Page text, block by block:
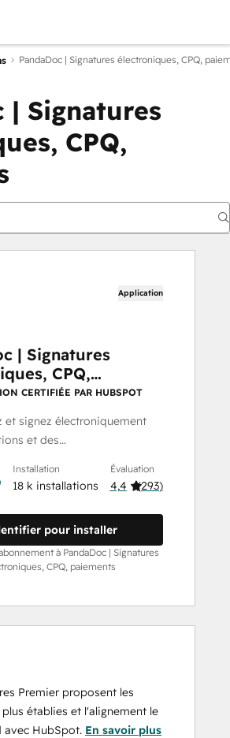
PandaDoc | Signatures électroniques, CPQ,
| Signatures
CPQ,
Application
| Signatures
CPQ,
CERTIFIÉE PAR HUBSPOT
et signez électroniquement
et des…
Installation
18 k installations
Évaluation
4,4 (293)
pour installer
à PandaDoc | Signatures
CPQ, paiements
Premier proposent les
établies et l'alignement le
avec HubSpot. En savoir plus